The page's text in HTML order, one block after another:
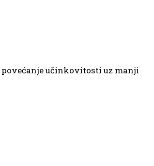
povećanje učinkovitosti uz manji